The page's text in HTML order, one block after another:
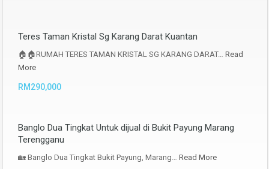
Teres Taman Kristal Sg Karang Darat Kuantan
🏠🏠RUMAH TERES TAMAN KRISTAL SG KARANG DARAT… Read
More
RM290,000
Banglo Dua Tingkat Untuk dijual di Bukit Payung Marang
Terengganu
🏡 Banglo Dua Tingkat Bukit Payung, Marang… Read More